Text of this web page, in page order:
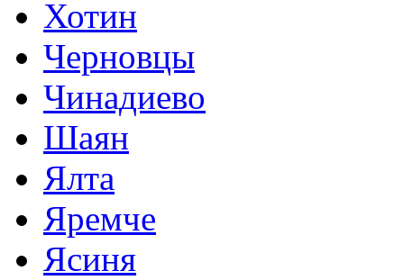
Хотин
Черновцы
Чинадиево
Шаян
Ялта
Яремче
Ясиня